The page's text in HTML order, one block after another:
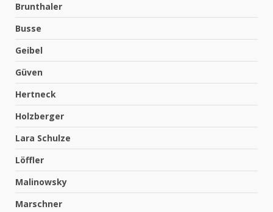
Brunthaler
Busse
Geibel
Güven
Hertneck
Holzberger
Lara Schulze
Löffler
Malinowsky
Marschner